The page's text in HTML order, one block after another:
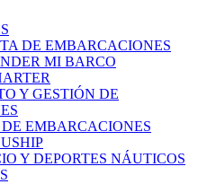
DE EMBARCACIONES
MI BARCO
Y GESTIÓN DE
EMBARCACIONES
Y DEPORTES NÁUTICOS